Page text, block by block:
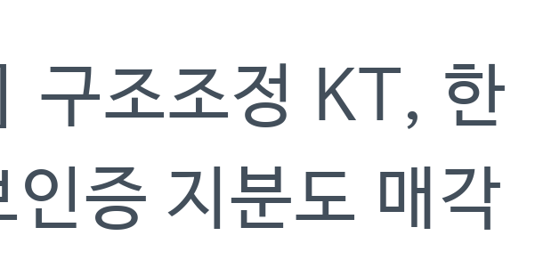
구조조정 KT, 한
인증 지분도 매각